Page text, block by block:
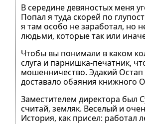
В середине девяностых меня
Попал я туда скорей по
я там особо не заработал,
людьми, которые так или
Чтобы вы понимали в каком
слуга и парнишка-печатник,
мошенничество. Эдакий
доставало обаяния книжного
Заместителем директора был
считай, земляк. Веселый и
История, как присел: работал